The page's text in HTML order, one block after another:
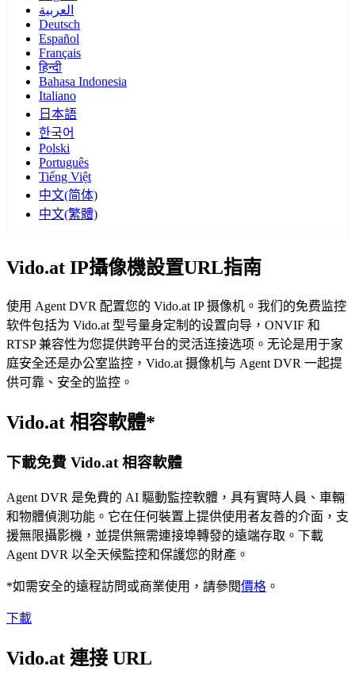
العربية
Deutsch
Español
Français
हिन्दी
Bahasa Indonesia
Italiano
日本語
한국어
Polski
Português
Tiếng Việt
中文(简体)
中文(繁體)
Vido.at IP攝像機設置URL指南
使用 Agent DVR 配置您的 Vido.at IP 摄像机。我们的免费监控
软件包括为 Vido.at 型号量身定制的设置向导，ONVIF 和
RTSP 兼容性为您提供跨平台的灵活连接选项。无论是用于家
庭安全还是办公室监控，Vido.at 摄像机与 Agent DVR 一起提
供可靠、安全的监控。
Vido.at 相容軟體*
下載免費 Vido.at 相容軟體
Agent DVR 是免費的 AI 驅動監控軟體，具有實時人員、車輛
和物體偵測功能。它在任何裝置上提供使用者友善的介面，支
援無限攝影機，並提供無需連接埠轉發的遠端存取。下載
Agent DVR 以全天候監控和保護您的財產。
*如需安全的遠程訪問或商業使用，請參閱價格 。
下載
Vido.at 連接 URL